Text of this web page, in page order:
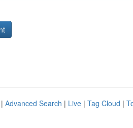
Advanced Search | Live | Tag Cloud |